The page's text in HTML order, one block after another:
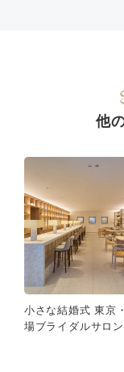
他
小さな結婚式 東京
場ブライダルサロン